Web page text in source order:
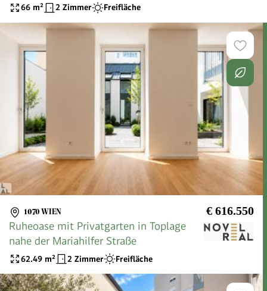
66 m² 2 Zimmer Freifläche
1070 WIEN € 616.550
Ruheoase mit Privatgarten in Toplage
nahe der Mariahilfer Straße
62.49 m² 2 Zimmer Freifläche